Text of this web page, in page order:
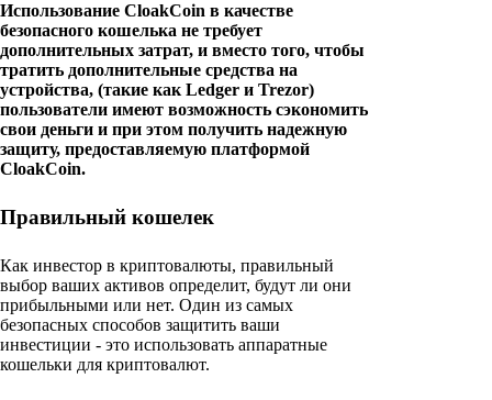
Использование CloakCoin в качестве
безопасного кошелька не требует
дополнительных затрат, и вместо того, чтобы
тратить дополнительные средства на
устройства, (такие как Ledger и Trezor)
пользователи имеют возможность сэкономить
свои деньги и при этом получить надежную
защиту, предоставляемую платформой
CloakCoin.
Правильный кошелек
Как инвестор в криптовалюты, правильный
выбор ваших активов определит, будут ли они
прибыльными или нет. Один из самых
безопасных способов защитить ваши
инвестиции - это использовать аппаратные
кошельки для криптовалют.